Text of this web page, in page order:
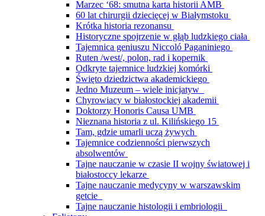
Marzec ‘68: smutna karta historii AMB
60 lat chirurgii dziecięcej w Białymstoku
Krótka historia rezonansu
Historyczne spojrzenie w głąb ludzkiego ciała
Tajemnica geniuszu Niccoló Paganiniego
Ruten /west/, polon, rad i kopernik
Odkryte tajemnice ludzkiej komórki
Święto dziedzictwa akademickiego
Jedno Muzeum – wiele inicjatyw
Chyrowiacy w białostockiej akademii
Doktorzy Honoris Causa UMB
Nieznana historia z ul. Kilińskiego 15
Tam, gdzie umarli uczą żywych
Tajemnice codzienności pierwszych
absolwentów
Tajne nauczanie w czasie II wojny światowej i
białostoccy lekarze
Tajne nauczanie medycyny w warszawskim
getcie
Tajne nauczanie histologii i embriologii